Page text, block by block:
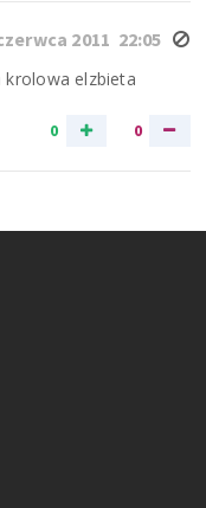
2011 22:05
elzbieta
0 0